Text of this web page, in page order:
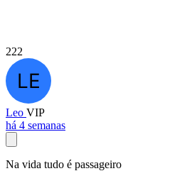
222
Leo VIP
há 4 semanas
Na vida tudo é passageiro